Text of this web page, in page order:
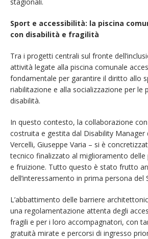
Sport e accessibilità: la piscina
con disabilità e fragilità
Tra i progetti centrali sul fronte
attività legate alla piscina comunale
fondamentale per garantire il diritto allo
riabilitazione e alla socializzazione per le
disabilità.
In questo contesto, la collaborazione
costruita e gestita dal Disability Manager
Vercelli, Giuseppe Varia – si è
tecnico finalizzato al miglioramento delle
e fruizione. Tutto questo è stato frutto
dell’interessamento in prima persona del
L’abbattimento delle barriere
una regolamentazione attenta degli
fragili e per i loro accompagnatori, con
gratuità mirate e percorsi di ingresso